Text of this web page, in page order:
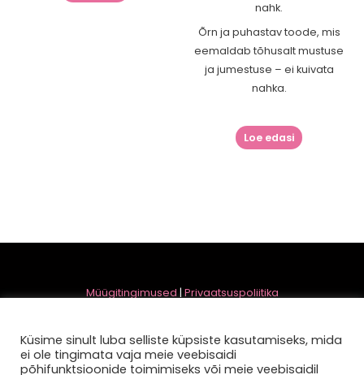
nahk.
Õrn ja puhastav toode, mis
eemaldab tõhusalt mustuse
ja jumestuse – ei kuivata
nahka.
Loe edasi
Müügitingimused | Privaatsuspoliitika
Küsime sinult luba selliste küpsiste kasutamiseks, mida
ei ole tingimata vaja meie veebisaidi
põhifunktsioonide toimimiseks või meie veebisaidil